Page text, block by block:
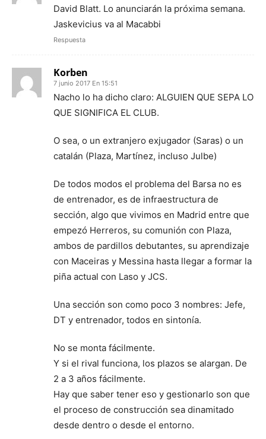
David Blatt. Lo anunciarán la próxima semana.
Jaskevicius va al Macabbi
Respuesta
Korben
7 junio 2017 En 15:51
Nacho lo ha dicho claro: ALGUIEN QUE SEPA LO
QUE SIGNIFICA EL CLUB.
O sea, o un extranjero exjugador (Saras) o un
catalán (Plaza, Martínez, incluso Julbe)
De todos modos el problema del Barsa no es
de entrenador, es de infraestructura de
sección, algo que vivimos en Madrid entre que
empezó Herreros, su comunión con Plaza,
ambos de pardillos debutantes, su aprendizaje
con Maceiras y Messina hasta llegar a formar la
piña actual con Laso y JCS.
Una sección son como poco 3 nombres: Jefe,
DT y entrenador, todos en sintonía.
No se monta fácilmente.
Y si el rival funciona, los plazos se alargan. De
2 a 3 años fácilmente.
Hay que saber tener eso y gestionarlo son que
el proceso de construcción sea dinamitado
desde dentro o desde el entorno.